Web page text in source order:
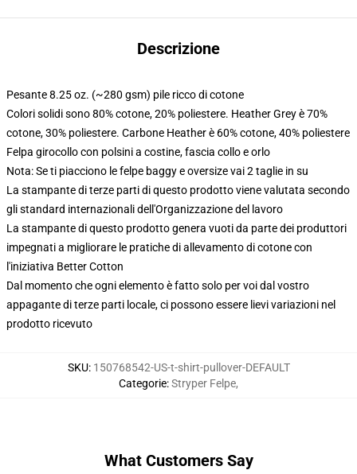
Descrizione
Pesante 8.25 oz. (~280 gsm) pile ricco di cotone
Colori solidi sono 80% cotone, 20% poliestere. Heather Grey è 70%
cotone, 30% poliestere. Carbone Heather è 60% cotone, 40% poliestere
Felpa girocollo con polsini a costine, fascia collo e orlo
Nota: Se ti piacciono le felpe baggy e oversize vai 2 taglie in su
La stampante di terze parti di questo prodotto viene valutata secondo
gli standard internazionali dell'Organizzazione del lavoro
La stampante di questo prodotto genera vuoti da parte dei produttori
impegnati a migliorare le pratiche di allevamento di cotone con
l'iniziativa Better Cotton
Dal momento che ogni elemento è fatto solo per voi dal vostro
appagante di terze parti locale, ci possono essere lievi variazioni nel
prodotto ricevuto
SKU: 150768542-US-t-shirt-pullover-DEFAULT
Categorie:Stryper Felpe,
What Customers Say